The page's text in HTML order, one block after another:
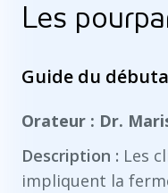
Les
Guide du
Orateur : Dr.
Description : Les
impliquent la